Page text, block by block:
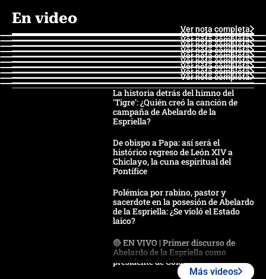
En video
Ver nota completa
Ver nota completa
Ver nota completa
Ver nota completa
Ver nota completa
Ver nota completa
Ver nota completa
Ver nota completa
Ver nota completa
Ver nota completa
La historia detrás del himno del
'Tigre': ¿Quién creó la canción de
campaña de Abelardo de la
Espriella?
De obispo a Papa: así será el
histórico regreso de León XIV a
Chiclayo, la cuna espiritual del
Pontífice
Polémica por rabino, pastor y
sacerdote en la posesión de Abelardo
de la Espriella: ¿Se violó el Estado
laico?
🔴 EN VIVO | Primer discurso de
Abelardo de la Espriella como
presidente de Colombia
Más videos